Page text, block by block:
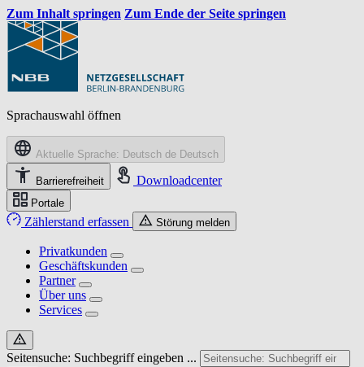
Zum Inhalt springen Zum Ende der Seite springen
Sprachauswahl öffnen
Aktuelle Sprache: Deutsch de Deutsch
Barrierefreiheit Downloadcenter
Portale
Zählerstand erfassen Störung melden
Privatkunden
Geschäftskunden
Partner
Über uns
Services
Seitensuche: Suchbegriff eingeben ...